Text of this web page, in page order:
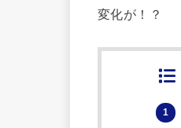
変化が！？
1